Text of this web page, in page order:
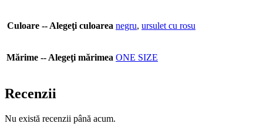
Culoare -- Alegeţi culoarea negru, ursulet cu rosu
Mărime -- Alegeţi mărimea ONE SIZE
Recenzii
Nu există recenzii până acum.